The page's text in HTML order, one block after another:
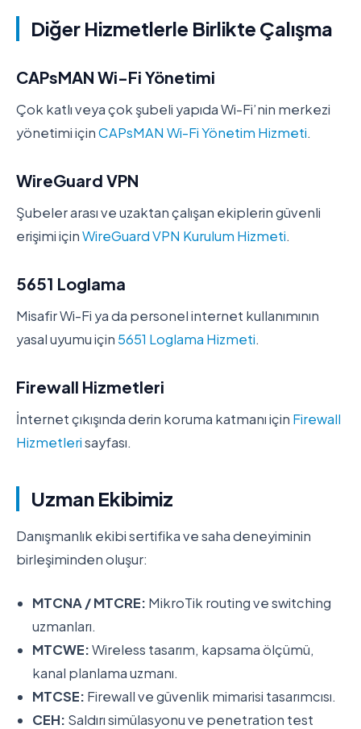
Diğer Hizmetlerle Birlikte Çalışma
CAPsMAN Wi-Fi Yönetimi
Çok katlı veya çok şubeli yapıda Wi-Fi’nin merkezi
yönetimi içinCAPsMAN Wi-Fi Yönetim Hizmeti.
WireGuard VPN
Şubeler arası ve uzaktan çalışan ekiplerin güvenli
erişimi içinWireGuard VPN Kurulum Hizmeti.
5651 Loglama
Misafir Wi-Fi ya da personel internet kullanımının
yasal uyumu için 5651 Loglama Hizmeti.
Firewall Hizmetleri
İnternet çıkışında derin koruma katmanı için Firewall
Hizmetlerisayfası.
Uzman Ekibimiz
Danışmanlık ekibi sertifika ve saha deneyiminin
birleşiminden oluşur:
MTCNA / MTCRE: MikroTik routing ve switching
uzmanları.
MTCWE:Wireless tasarım, kapsama ölçümü,
kanal planlama uzmanı.
MTCSE: Firewall ve güvenlik mimarisi tasarımcısı.
CEH: Saldırı simülasyonu ve penetration test